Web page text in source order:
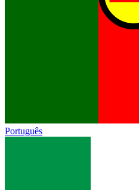
Português